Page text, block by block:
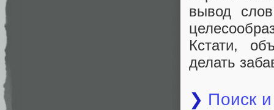
вывод
Кстати,
делать
❯ Поиск